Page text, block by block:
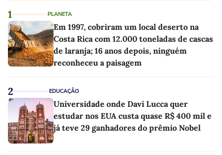
1 PLANETA
Em 1997, cobriram um local deserto na
Costa Rica com 12.000 toneladas de cascas
de laranja; 16 anos depois, ninguém
reconheceu a paisagem
2 EDUCAÇÃO
Universidade onde Davi Lucca quer
estudar nos EUA custa quase R$ 400 mil e
já teve 29 ganhadores do prêmio Nobel